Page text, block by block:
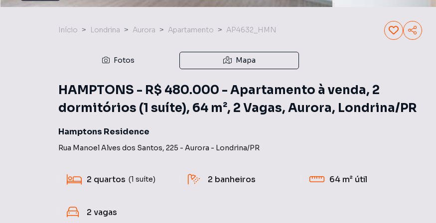
Início Londrina Aurora Apartamento AP4632_HMN
Fotos Mapa
HAMPTONS - R$ 480.000 - Apartamento à venda, 2
dormitórios (1 suíte), 64 m², 2 Vagas, Aurora, Londrina/PR
Hamptons Residence
Rua Manoel Alves dos Santos, 225 - Aurora - Londrina/PR
2 quartos (1 suíte) 2 banheiros 64 m² útil
2 vagas